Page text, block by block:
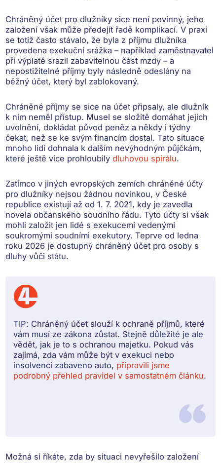
Chráněný účet pro dlužníky sice není povinný, jeho
založení však může předejít řadě komplikací. V praxi
se totiž často stávalo, že byla z příjmu dlužníka
provedena exekuční srážka – například zaměstnavatel
při výplatě srazil zabavitelnou část mzdy – a
nepostižitelné příjmy byly následně odeslány na
běžný účet, který byl zablokovaný.
Chráněné příjmy se sice na účet připsaly, aledlužník
k nim neměl přístup. Musel se složitědomáhat jejich
uvolnění, dokládat původ peněz a někdy i týdny
čekat, než se ke svým financím dostal. Tato situace
mnoho lidí dohnala k dalším nevýhodným půjčkám,
které ještě více prohloubilydluhovou spirálu.
Zatímco v jiných evropských zemích chráněné účty
pro dlužníky nejsou žádnou novinkou, v České
republice existují až od 1. 7. 2021, kdy je zavedla
novela občanského soudního řádu. Tyto účty si však
mohli založit jen lidé s exekucemi vedenými
soukromými soudními exekutory. Teprve od ledna
roku 2026 je dostupný chráněný účet pro osoby s
dluhy vůči státu.
TIP: Chráněný účet slouží k ochraně příjmů, které
vám musí ze zákona zůstat. Stejně důležité je ale
vědět, jak je to s ochranou majetku. Pokud vás
zajímá, zda vám může být v exekuci nebo
insolvenci zabaveno auto, připravili jsme
podrobný přehled pravidel v samostatném článku.
Možná si říkáte, zda by situaci nevyřešilo založení